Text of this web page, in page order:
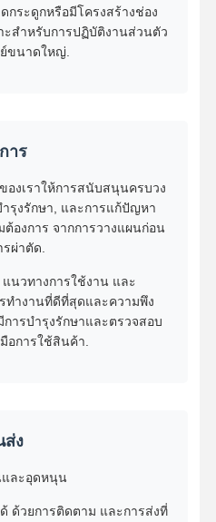
ระดูกหรือมีโครงสร้างช่อง
สําหรับการปฏิบัติงานส่วนตัว
ขนาดใหญ่.
าร
งเราให้การสนับสนุนครบวง
รุงรักษา, และการแก้ปัญหา
องการ จากการวางแผนก่อน
ผ่าตัด.
แนวทางการใช้งาน และ
ทํางานที่ดีที่สุดและความพึง
ารบํารุงรักษาและตรวจสอบ
อการใช้สินค้า.
ส่ง
และอุดหนุน
ด้วยการติดตาม และการส่งที่